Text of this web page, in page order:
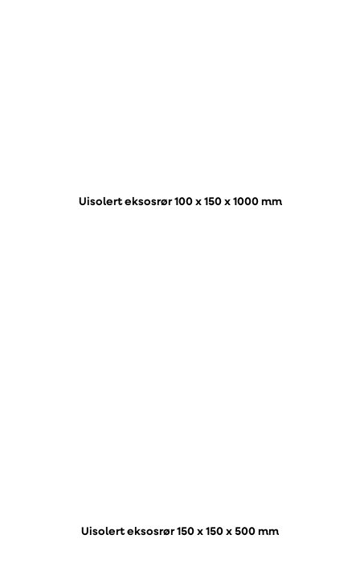
Uisolert eksosrør 100 x 150 x 1000 mm
Uisolert eksosrør 150 x 150 x 500 mm